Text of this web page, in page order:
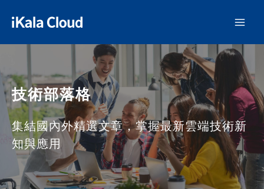
技術部落格
集結國內外精選文章，掌握最新雲端技術新
知與應用